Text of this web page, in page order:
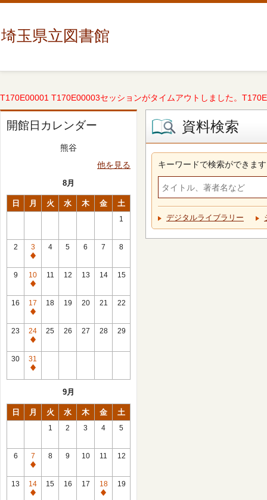
埼玉県立図書館
T170E00001 T170E00003セッションがタイムアウトしました。
開館日カレンダー
熊谷
他を見る
8月
日 月 火 水 木 金 土
1
2
3
休
館
日
4 5 6 7 8
9
10
休
館
日
11 12 13 14 15
16
17
休
館
日
18 19 20 21 22
23
24
休
館
日
25 26 27 28 29
30
31
休
9月
日 月 火 水 木 金 土
1 2 3 4 5
6
7
休
館
日
8 9 10 11 12
13
14
休
15 16 17
18
休
19
資料検索
キーワードで検索ができます
デジタルライブラリー